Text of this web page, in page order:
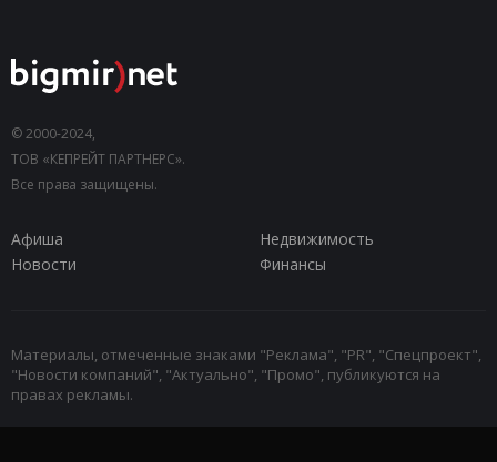
© 2000-2024,
ТОВ «КЕПРЕЙТ ПАРТНЕРС».
Все права защищены.
Афиша
Недвижимость
Новости
Финансы
Материалы, отмеченные знаками "Реклама", "PR", "Спецпроект",
"Новости компаний", "Актуально", "Промо", публикуются на
правах рекламы.